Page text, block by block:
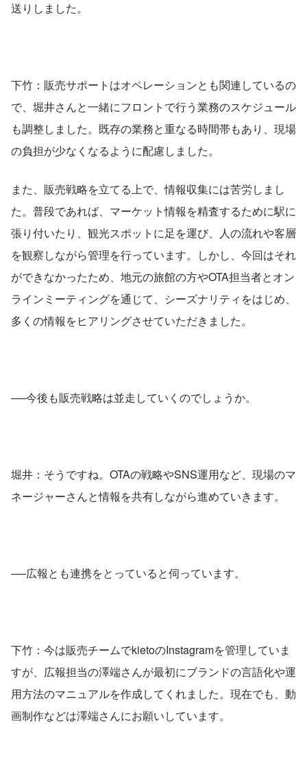
送りしました。
下竹：販売サポートはオペレーションとも関連しているの
で、堀井さんと一緒にフロントで行う業務のスケジュール
も調整しました。既存の業務と重なる時間帯もあり、現場
の負担が少なくなるように配慮しました。
また、販売戦略を立てる上で、情報収集には苦労しまし
た。普段であれば、マーケット情報を精査するために駅に
張り付いたり、観光スポットに足を運び、人の流れや客層
を観察しながら管理を行っています。しかし、今回はそれ
ができなかったため、地元の旅館の方やOTA担当者とオン
ラインミーティングを通じて、シーズナリティをはじめ、
多くの情報をヒアリングさせていただきました。
──今後も販売戦略は並走していくのでしょうか。
堀井：そうですね。OTAの戦略やSNS運用など、現場のマ
ネージャーさんと情報を共有しながら進めていきます。
──広報とも連携をとっていると伺っています。
下竹：今は販売チームでkietoのInstagramを管理していま
すが、広報担当の澤端さんが最初にブランドの言語化や運
用方法のマニュアルを作成してくれました。現在でも、動
画制作などは澤端さんにお願いしています。